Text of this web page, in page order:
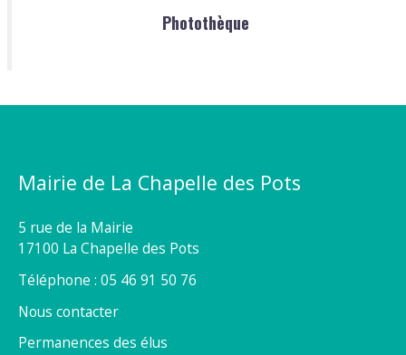
Photothèque
Mairie de La Chapelle des Pots
5 rue de la Mairie
17100 La Chapelle des Pots
Téléphone : 05 46 91 50 76
Nous contacter
Permanences des élus